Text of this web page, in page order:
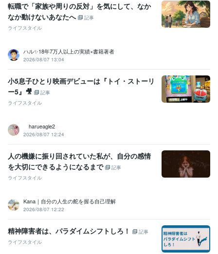
転職で「家族や周りの反対」を気にして、なか
なか動けないあなたへ
記事
ライフスタイル
ハル✨18年7万人以上の実績×書籍著者
2026/08/07 13:04
小5息子ひとり映画デビューは『トイ・ストーリ
ー5』🎥
記事
ライフスタイル
harueagle2
2026/08/07 12:24
人の機嫌に振り回されていた私が、自分の感情
を大切にできるようになるまで
記事
ライフスタイル
Kana｜自分の人生の舵を握る自己理解
2026/08/07 12:22
精神障害者は、パラダイムシフトしろ！
記事
ライフスタイル